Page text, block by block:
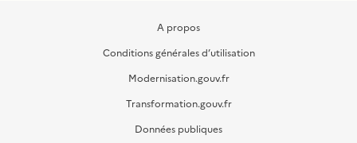
A propos
Conditions générales d’utilisation
Modernisation.gouv.fr
Transformation.gouv.fr
Données publiques